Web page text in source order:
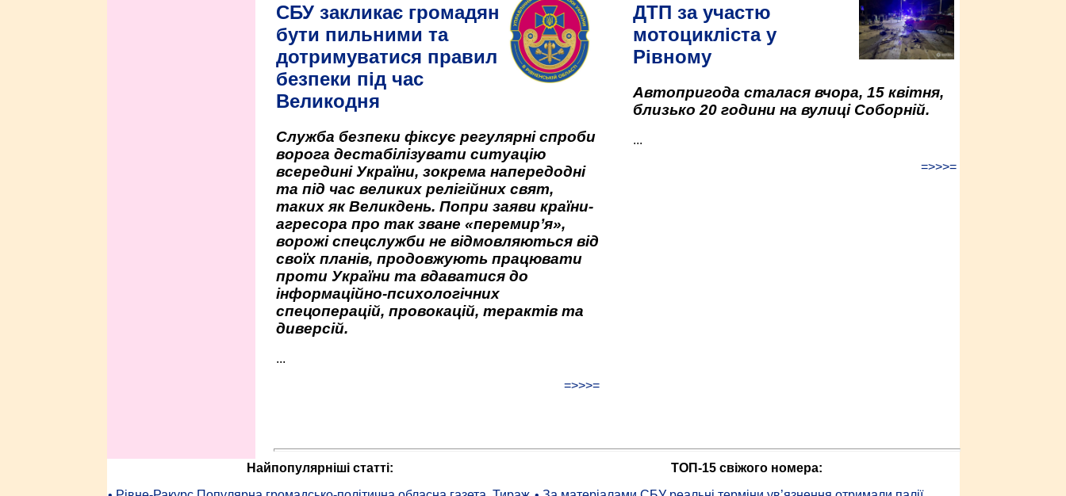
СБУ закликає громадян
бути пильними та
дотримуватися правил
безпеки під час
Великодня
Служба безпеки фіксує регулярні спроби
ворога дестабілізувати ситуацію
всередині України, зокрема напередодні
та під час великих релігійних свят,
таких як Великдень. Попри заяви країни-
агресора про так зване «перемир’я»,
ворожі спецслужби не відмовляються від
своїх планів, продовжують працювати
проти України та вдаватися до
інформаційно-психологічних
спецоперацій, провокацій, терактів та
диверсій.
...
=>>>=
ДТП за участю
мотоцикліста у
Рівному
Автопригода сталася вчора, 15 квітня,
близько 20 години на вулиці Соборній.
...
=>>>=
Найпопулярніші статті:
ТОП-15 свіжого номера: